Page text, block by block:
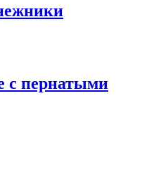
с пернатыми